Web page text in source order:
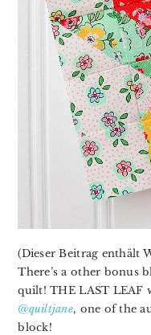
(Dieser Beitrag enthält
There’s a other bonus
quilt! THE LAST LEAF
@quiltjane, one of the
block!